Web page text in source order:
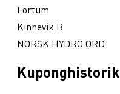
Fortum
Kinnevik B
NORSK HYDRO ORD
Kuponghistorik